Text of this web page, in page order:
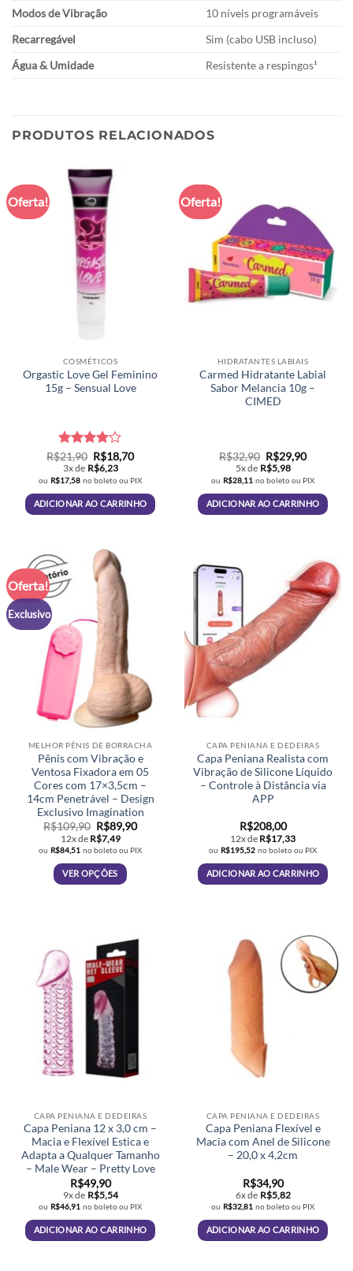
Modos de Vibração
10 níveis programáveis
Recarregável
Sim (cabo USB incluso)
Água & Umidade
Resistente a respingos¹
PRODUTOS RELACIONADOS
Oferta!
COSMÉTICOS
Orgastic Love Gel Feminino
15g – Sensual Love
Avaliação
4.07de
5
R$21,90 O
preço
original
era:
R$21,90.
R$18,70O
atual
é:
R$18,70.
3x de R$6,23
ou R$17,58 no boleto ou PIX
ADICIONAR AO CARRINHO
Oferta!
HIDRATANTES LABIAIS
Carmed Hidratante Labial
Sabor Melancia 10g –
CIMED
R$32,90 O
preço
original
era:
R$32,90.
R$29,90O
atual
é:
R$29,90.
5x de R$5,98
ou R$28,11 no boleto ou PIX
ADICIONAR AO CARRINHO
Oferta!
Exclusivo
MELHOR PÊNIS DE BORRACHA
Pênis com Vibração e
Ventosa Fixadora em 05
Cores com 17×3,5cm –
14cm Penetrável – Design
Exclusivo Imagination
R$109,90 O
preço
original
era:
R$109,90.
R$89,90O
atual
é:
12x de R$7,49
ou R$84,51 no boleto ou PIX
VER OPÇÕES
várias
variantes.
As
opções
podem
ser
escolhidas
na
página
CAPA PENIANA E DEDEIRAS
Capa Peniana Realista com
Vibração de Silicone Líquido
– Controle à Distância via
APP
R$208,00
12x de R$17,33
ou R$195,52 no boleto ou PIX
ADICIONAR AO CARRINHO
CAPA PENIANA E DEDEIRAS
Capa Peniana 12 x 3,0 cm –
Macia e Flexível Estica e
Adapta a Qualquer Tamanho
– Male Wear – Pretty Love
R$49,90
9x de R$5,54
ou R$46,91 no boleto ou PIX
ADICIONAR AO CARRINHO
CAPA PENIANA E DEDEIRAS
Capa Peniana Flexível e
Macia com Anel de Silicone
– 20,0 x 4,2cm
R$34,90
6x de R$5,82
ou R$32,81 no boleto ou PIX
ADICIONAR AO CARRINHO